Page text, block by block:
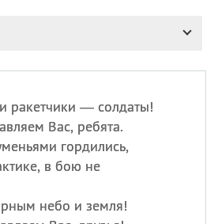
ракетчики — солдаты!
Вас, ребята.
гордились,
в бою не
небо и земля!
великомученика
покровителя всех
врачей и целителя
больных
09.08 День книголюбов (Book